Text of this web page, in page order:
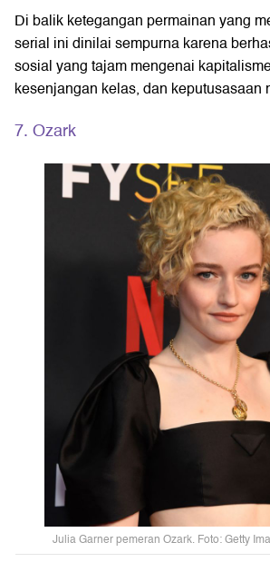
Di balik ketegangan permainan yang
serial ini dinilai sempurna karena
sosial yang tajam mengenai
kesenjangan kelas, dan keputusasaan
7. Ozark
Julia Garner pemeran Ozark. Foto: Getty